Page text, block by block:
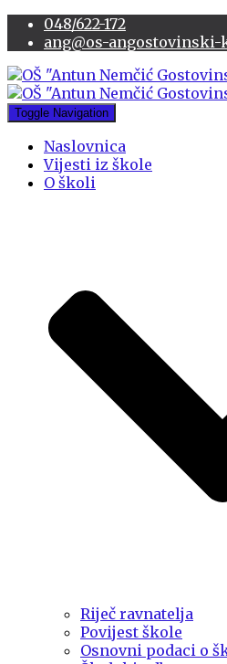
048/622-172
ang@os-
Toggle Navigation
Naslovnica
Vijesti iz škole
O školi
Riječ ravnatelja
Povijest škole
Osnovni podaci o